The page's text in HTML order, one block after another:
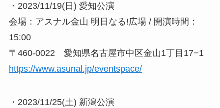
・2023/11/19(日) 愛知公演
会場：アスナル金山 明日なる!広場 / 開演時間：
15:00
〒460-0022 愛知県名古屋市中区金山1丁目17−1
https://www.asunal.jp/eventspace/
・2023/11/25(土) 新潟公演